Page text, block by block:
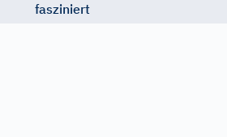
fasziniert